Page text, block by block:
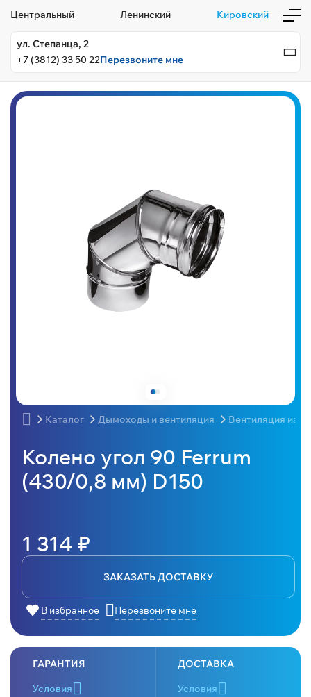
Центральный Ленинский Кировский
ул. Степанца, 2
+7 (3812) 33 50 22Перезвоните мне
Каталог Дымоходы и вентиляция Вентиляция из
Колено угол 90 Ferrum
(430/0,8 мм) D150
1 314 ₽
ЗАКАЗАТЬ ДОСТАВКУ
В избранное Перезвоните мне
ГАРАНТИЯ
Условия
ДОСТАВКА
Условия